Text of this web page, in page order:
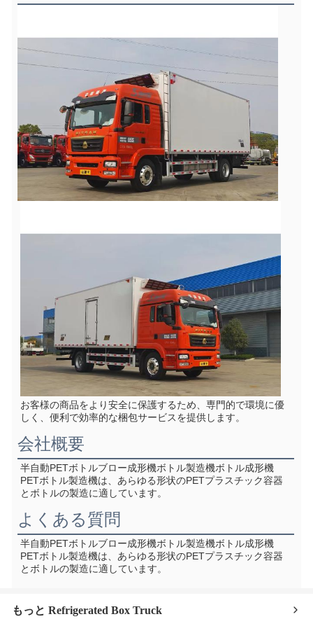
お客様の商品をより安全に保護するため、専門的で環境に優
しく、便利で効率的な梱包サービスを提供します。
会社概要
半自動PETボトルブロー成形機ボトル製造機ボトル成形機
PETボトル製造機は、あらゆる形状のPETプラスチック容器
とボトルの製造に適しています。
よくある質問
半自動PETボトルブロー成形機ボトル製造機ボトル成形機
PETボトル製造機は、あらゆる形状のPETプラスチック容器
とボトルの製造に適しています。
もっと Refrigerated Box Truck